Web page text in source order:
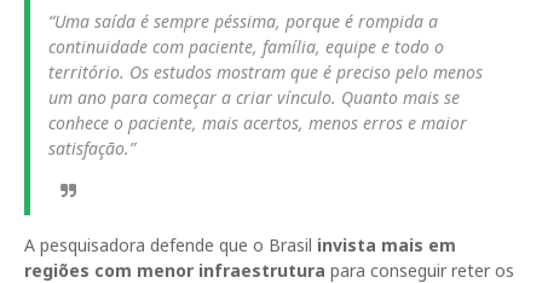
“Uma saída é sempre péssima, porque é rompida a
continuidade com paciente, família, equipe e todo o
território. Os estudos mostram que é preciso pelo menos
um ano para começar a criar vínculo. Quanto mais se
conhece o paciente, mais acertos, menos erros e maior
satisfação.”
A pesquisadora defende que o Brasil invista mais em
regiões com menor infraestrutura para conseguir reter os